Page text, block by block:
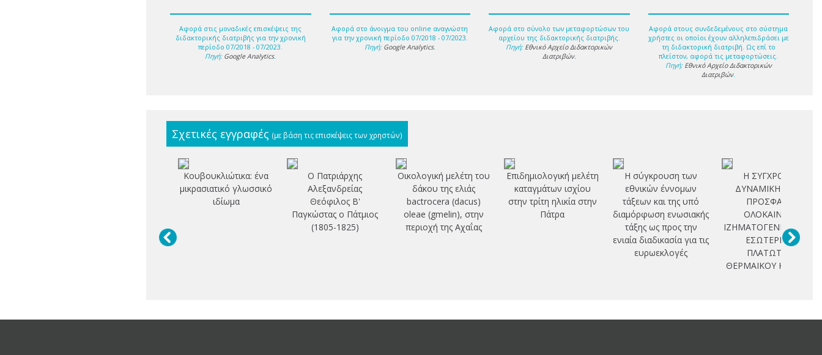
Αφορά στις μοναδικές επισκέψεις της
διδακτορικής διατριβής για την χρονική
περίοδο 07/2018 - 07/2023.
Πηγή: Google Analytics.
Αφορά στο άνοιγμα του online αναγνώστη
για την χρονική περίοδο 07/2018 - 07/2023.
Πηγή: Google Analytics.
Αφορά στο σύνολο των μεταφορτώσων του
αρχείου της διδακτορικής διατριβής.
Πηγή: Εθνικό Αρχείο Διδακτορικών
Διατριβών.
Αφορά στους συνδεδεμένους στο σύστημα
χρήστες οι οποίοι έχουν αλληλεπιδράσει με
τη διδακτορική διατριβή. Ως επί το
πλείστον, αφορά τις μεταφορτώσεις.
Πηγή: Εθνικό Αρχείο Διδακτορικών
Διατριβών.
Σχετικές εγγραφές (με βάση τις επισκέψεις των χρηστών)
Κουβουκλιώτικα: ένα
μικρασιατικό γλωσσικό
ιδίωμα
Ο Πατριάρχης
Αλεξανδρείας
Θεόφιλος Β'
Παγκώστας ο Πάτμιος
(1805-1825)
Οικολογική μελέτη του
δάκου της ελιάς
bactrocera (dacus)
oleae (gmelin), στην
περιοχή της Αχαΐας
Επιδημιολογική μελέτη
καταγμάτων ισχίου
στην τρίτη ηλικία στην
Πάτρα
Η σύγκρουση των
εθνικών έννομων
τάξεων και της υπό
διαμόρφωση ενωσιακής
τάξης ως προς την
ενιαία διαδικασία για τις
ευρωεκλογές
Η ΣΥΓΧΡΟΝΗ
ΔΥΝΑΜΙΚΗ ΚΑΙ Η
ΠΡΟΣΦΑΤΗ
ΟΛΟΚΑΙΝΙΚΗ
ΙΖΗΜΑΤΟΓΕΝΕΣΗ ΣΤΟ
ΕΣΩΤΕΡΙΚΟ
ΠΛΑΤΩΤΟΥ
ΘΕΡΜΑΙΚΟΥ ΚΟΛΠΟΥ